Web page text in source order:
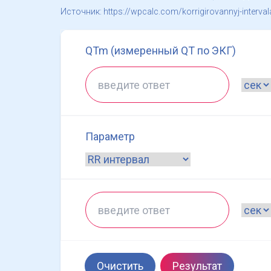
Источник: https://wpcalc.com/korrigirovannyj-
QTm (измеренный QT по ЭКГ)
Параметр
Очистить Результат